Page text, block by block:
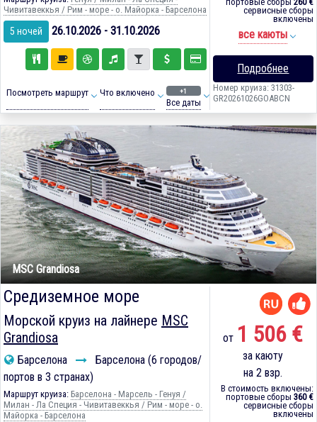
Чивитавеккья / Рим - море - о. Майорка - Барселона
5 ночей 26.10.2026 - 31.10.2026
Посмотреть маршрут Что включено +1
Все даты
сервисные сборы
включены
все каюты
Подробнее
Номер круиза: 31303-
GR20261026GOABCN
MSC Grandiosa
Средиземное море
Морской круиз на лайнере MSC
Grandiosa
Барселона
Барселона (6 городов/
портов в 3 странах)
Маршрут круиза: Барселона - Марсель - Генуя /
Милан - Ла Специя - Чивитавеккья / Рим - море - о.
Майорка - Барселона
от 1 506 €
за каюту
на 2 взр.
В стоимость включены:
портовые сборы 360 €
сервисные сборы
включены